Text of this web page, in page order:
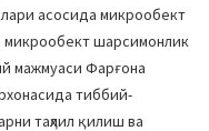
асосида микрообект
микрообект шарсимонлик
мажмуаси Фарғона
тиббий-
таҳлил қилиш ва